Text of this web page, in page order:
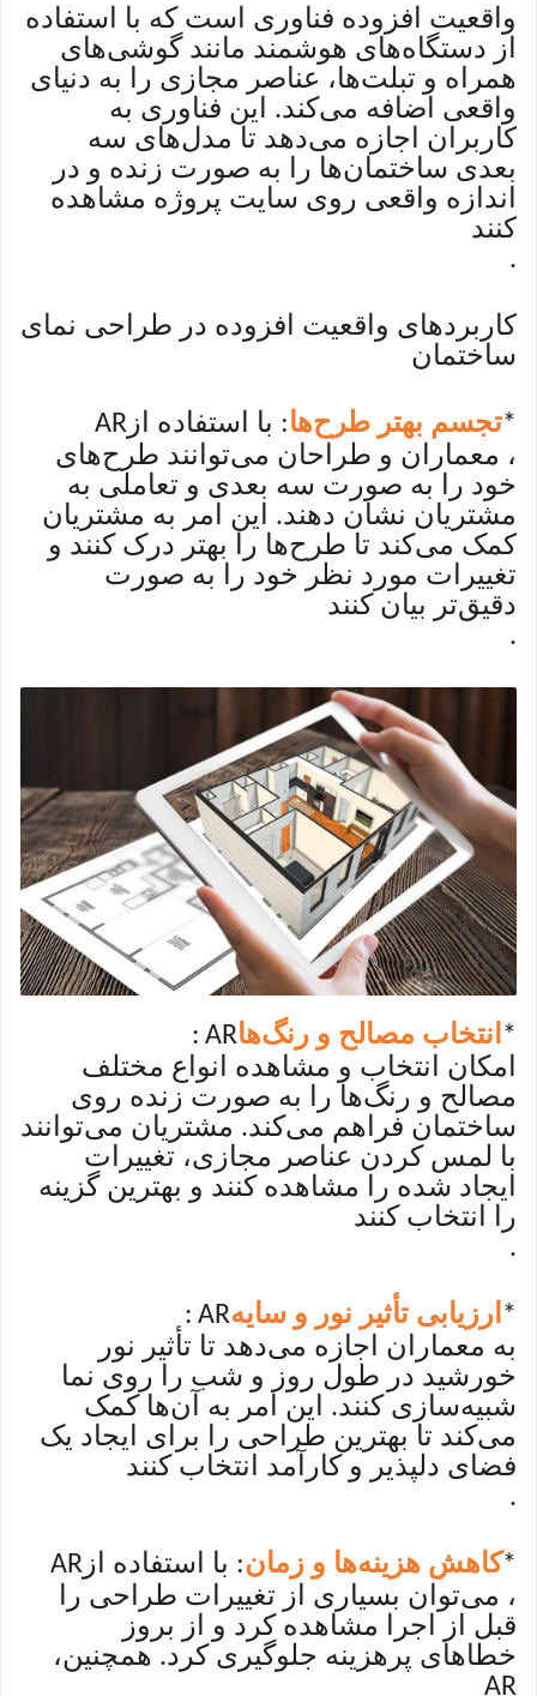
واقعیت افزوده فناوری است که با استفاده
از دستگاه‌های هوشمند مانند گوشی‌های
همراه و تبلت‌ها، عناصر مجازی را به دنیای
واقعی اضافه می‌کند. این فناوری به
کاربران اجازه می‌دهد تا مدل‌های سه
بعدی ساختمان‌ها را به صورت زنده و در
اندازه واقعی روی سایت پروژه مشاهده
کنند
.
کاربردهای واقعیت افزوده در طراحی نمای
ساختمان
*تجسم بهتر طرح‌ها: با استفاده از AR
، معماران و طراحان می‌توانند طرح‌های
خود را به صورت سه بعدی و تعاملی به
مشتریان نشان دهند. این امر به مشتریان
کمک می‌کند تا طرح‌ها را بهتر درک کنند و
تغییرات مورد نظر خود را به صورت
دقیق‌تر بیان کنند
.
* انتخاب مصالح و رنگ‌ها: AR
امکان انتخاب و مشاهده انواع مختلف
مصالح و رنگ‌ها را به صورت زنده روی
ساختمان فراهم می‌کند. مشتریان می‌توانند
با لمس کردن عناصر مجازی، تغییرات
ایجاد شده را مشاهده کنند و بهترین گزینه
را انتخاب کنند
.
* ارزیابی تأثیر نور و سایه: AR
به معماران اجازه می‌دهد تا تأثیر نور
خورشید در طول روز و شب را روی نما
شبیه‌سازی کنند. این امر به آن‌ها کمک
می‌کند تا بهترین طراحی را برای ایجاد یک
فضای دلپذیر و کارآمد انتخاب کنند
.
*کاهش هزینه‌ها و زمان: با استفاده از AR
، می‌توان بسیاری از تغییرات طراحی را
قبل از اجرا مشاهده کرد و از بروز
خطاهای پرهزینه جلوگیری کرد. همچنین،
AR